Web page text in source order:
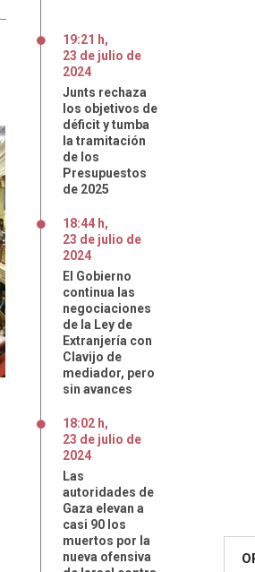
19:21 h,
23 de julio de
2024
Junts rechaza
los objetivos de
déficit y tumba
la tramitación
de los
Presupuestos
de 2025
18:44 h,
23 de julio de
2024
El Gobierno
continua las
negociaciones
de la Ley de
Extranjería con
Clavijo de
mediador, pero
sin avances
18:02 h,
23 de julio de
2024
Las
autoridades de
Gaza elevan a
casi 90 los
muertos por la
nueva ofensiva